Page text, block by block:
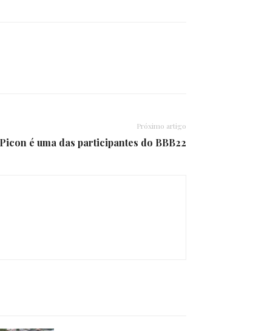
Próximo artigo
é uma das participantes do BBB22